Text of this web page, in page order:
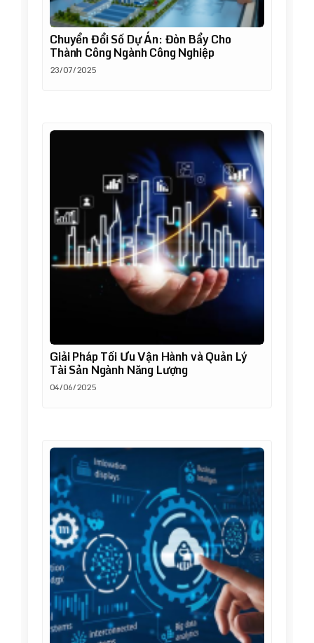
Chuyển Đổi Số Dự Án: Đòn Bẩy Cho
Thành Công Ngành Công Nghiệp
23/07/2025
Giải Pháp Tối Ưu Vận Hành và Quản Lý
Tài Sản Ngành Năng Lượng
04/06/2025